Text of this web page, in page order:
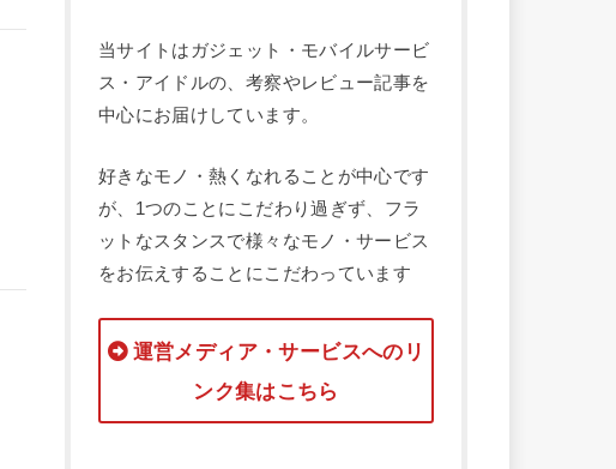
当サイトはガジェット・モバイルサービ
ス・アイドルの、考察やレビュー記事を
中心にお届けしています。
好きなモノ・熱くなれることが中心です
が、1つのことにこだわり過ぎず、フラ
ットなスタンスで様々なモノ・サービス
をお伝えすることにこだわっています
運営メディア・サービスへのリ
ンク集はこちら